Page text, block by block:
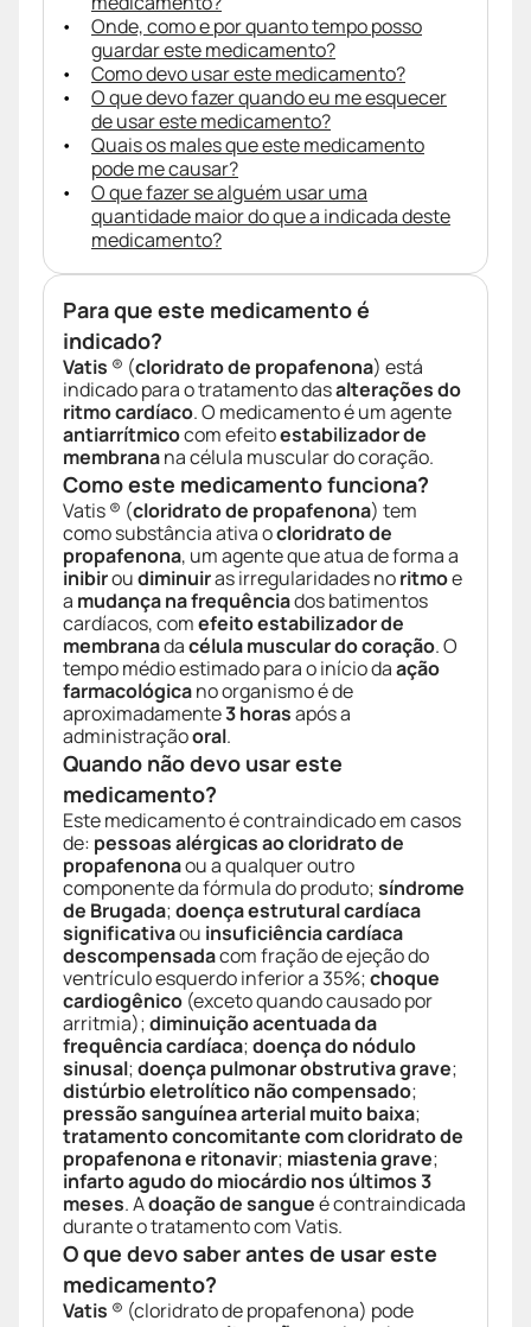
Onde, como e por quanto tempo posso
guardar este medicamento?
Como devo usar este medicamento?
O que devo fazer quando eu me esquecer
de usar este medicamento?
Quais os males que este medicamento
pode me causar?
O que fazer se alguém usar uma
quantidade maior do que a indicada deste
medicamento?
Para que este medicamento é
indicado?
Vatis ® (cloridrato de propafenona) está
indicado para o tratamento dasalterações do
ritmo cardíaco. O medicamento é um agente
antiarrítmicocom efeitoestabilizador de
membranana célula muscular do coração.
Como este medicamento funciona?
Vatis ® (cloridrato de propafenona) tem
como substância ativa ocloridrato de
propafenona, um agente que atua de forma a
inibiroudiminuiras irregularidades noritmoe
a mudança na frequênciados batimentos
cardíacos, comefeito estabilizador de
membranadacélula muscular do coração. O
tempo médio estimado para o início daação
farmacológicano organismo é de
aproximadamente3 horasapós a
administraçãooral.
Quando não devo usar este
medicamento?
Este medicamento é contraindicado em casos
de: pessoas alérgicas ao cloridrato de
propafenonaou a qualquer outro
componente da fórmula do produto;síndrome
de Brugada;doença estrutural cardíaca
significativaou insuficiência cardíaca
descompensadacom fração de ejeção do
ventrículo esquerdo inferior a 35%;choque
cardiogênico (exceto quando causado por
arritmia);diminuição acentuada da
frequência cardíaca;doença do nódulo
sinusal;doença pulmonar obstrutiva grave;
distúrbio eletrolítico não compensado;
pressão sanguínea arterial muito baixa;
tratamento concomitante com cloridrato de
propafenona e ritonavir; miastenia grave;
infarto agudo do miocárdio nos últimos 3
meses. Adoação de sangueé contraindicada
durante o tratamento com Vatis.
O que devo saber antes de usar este
medicamento?
Vatis ® (cloridrato de propafenona) pode